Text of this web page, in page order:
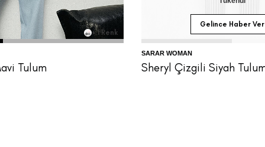
+ 1 Renk
Tulum
Gelince Haber Ver
SARAR WOMAN
Sheryl Çizgili Siyah